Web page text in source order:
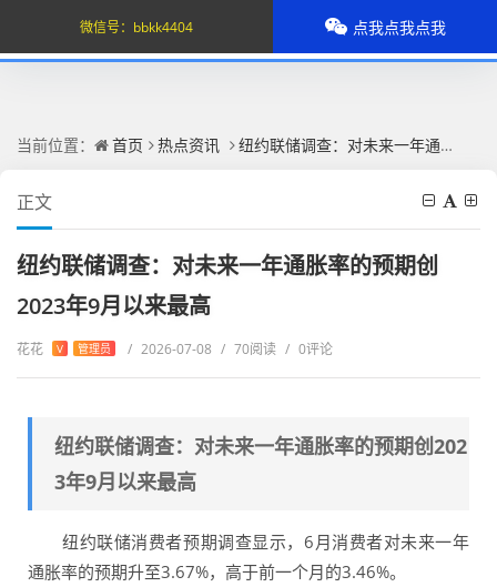
当前位置： 首页 热点资讯 纽约联储调查：对未来一年通胀率的预期创2023年9月以来最高
正文
纽约联储调查：对未来一年通胀率的预期创
2023年9月以来最高
花花 V 管理员 / 2026-07-08 / 70阅读 / 0评论
纽约联储调查：对未来一年通胀率的预期创202
3年9月以来最高
纽约联储消费者预期调查显示，6月消费者对未来一年
通胀率的预期升至3.67%，高于前一个月的3.46%。
微信号： bbkk4404 点我点我点我